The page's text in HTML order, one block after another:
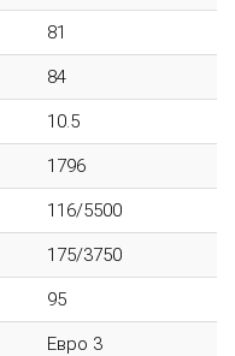
81
84
10.5
1796
116/5500
175/3750
95
Евро 3